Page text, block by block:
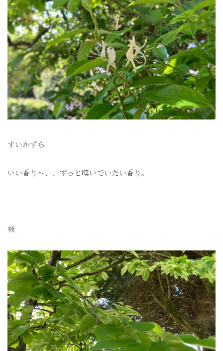
すいかずら
いい香り〜、、ずっと嗅いでいたい香り。
柿